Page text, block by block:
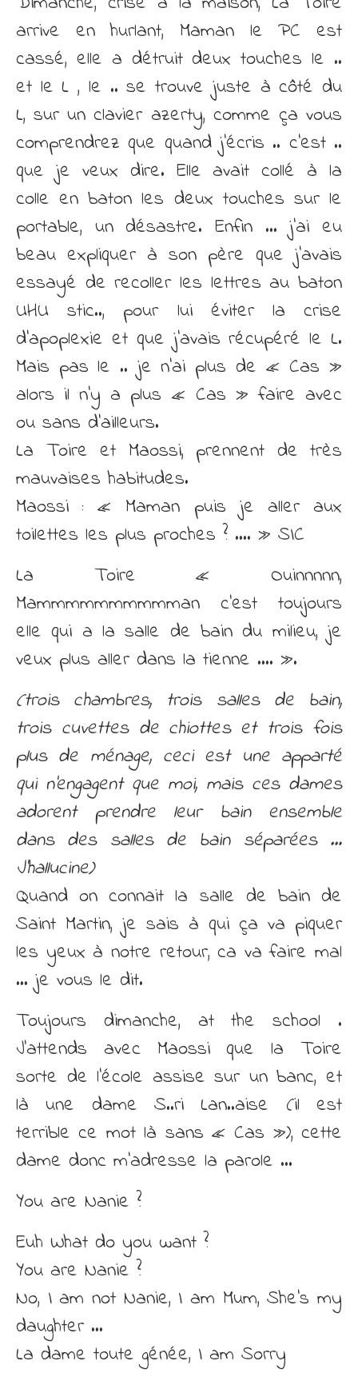
arrive en hurlant, Maman le PC est
cassé, elle a détruit deux touches le ..
et le L , le .. se trouve juste à côté du
L, sur un clavier azerty, comme ça vous
comprendrez que quand j’écris .. c’est ..
que je veux dire. Elle avait collé à la
colle en baton les deux touches sur le
portable, un désastre. Enfin … j’ai eu
beau expliquer à son père que j’avais
essayé de recoller les lettres au baton
UHU stic.., pour lui éviter la crise
d’apoplexie et que j’avais récupéré le L.
Mais pas le .. je n’ai plus de « Cas »
alors il n’y a plus « Cas » faire avec
ou sans d’ailleurs.
La Toire et Maossi, prennent de très
mauvaises habitudes.
Maossi : « Maman puis je aller aux
toilettes les plus proches ? …. » SIC
La Toire « Ouinnnnn,
Mammmmmmmmmman c’est toujours
elle qui a la salle de bain du milieu, je
veux plus aller dans la tienne …. ».
(trois chambres, trois salles de bain,
trois cuvettes de chiottes et trois fois
plus de ménage, ceci est une apparté
qui n’engagent que moi, mais ces dames
adorent prendre leur bain ensemble
dans des salles de bain séparées …
J’hallucine)
Quand on connait la salle de bain de
Saint Martin, je sais à qui ça va piquer
les yeux à notre retour, ca va faire mal
… je vous le dit.
Toujours dimanche, at the school .
J’attends avec Maossi que la Toire
sorte de l’école assise sur un banc, et
là une dame S..ri Lan..aise (il est
terrible ce mot là sans « Cas »), cette
dame donc m’adresse la parole …
You are Nanie ?
Euh What do you want ?
You are Nanie ?
No, I am not Nanie, I am Mum, She’s my
daughter …
La dame toute génée, I am Sorry